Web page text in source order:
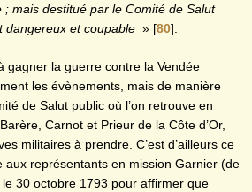
mais destitué par le Comité de Salut
dangereux et coupable » [80]
gagner la guerre contre la Vendée
les évènements, mais de manière
de Salut public où l’on retrouve en
Carnot et Prieur de la Côte d’Or,
militaires à prendre. C’est d’ailleurs ce
aux représentants en mission Garnier (de
30 octobre 1793 pour affirmer que